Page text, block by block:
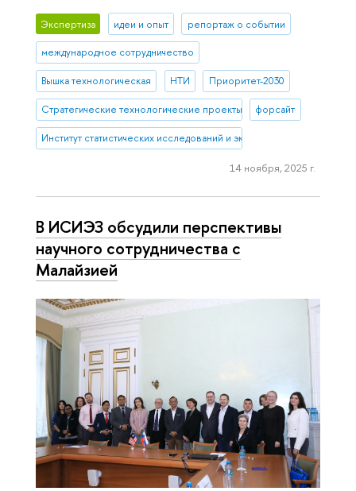
Экспертиза идеи и опыт репортаж о событии
международное сотрудничество
Вышка технологическая НТИ Приоритет-2030
Стратегические технологические проекты форсайт
Институт статистических исследований и экономики знаний
14 ноября, 2025 г.
В ИСИЭЗ обсудили перспективы
научного сотрудничества с
Малайзией